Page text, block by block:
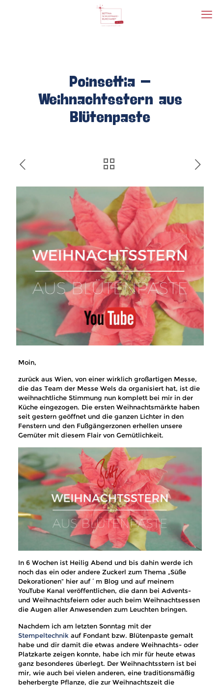
Poinsettia –
Weihnachtsstern aus
Blütenpaste
Moin,
zurück aus Wien, von einer wirklich großartigen Messe,
die das Team der Messe Wels da organisiert hat, ist die
weihnachtliche Stimmung nun komplett bei mir in der
Küche eingezogen. Die ersten Weihnachtsmärkte haben
seit gestern geöffnet und die ganzen Lichter in den
Fenstern und den Fußgängerzonen erhellen unsere
Gemüter mit diesem Flair von Gemütlichkeit.
In 6 Wochen ist Heilig Abend und bis dahin werde ich
noch das ein oder andere Zuckerl zum Thema „Süße
Dekorationen“ hier auf´m Blog und auf meinem
YouTube Kanal veröffentlichen, die dann bei Advents-
und Weihnachtsfeiern oder auch beim Weihnachtsessen
die Augen aller Anwesenden zum Leuchten bringen.
Nachdem ich am letzten Sonntag mit der
Stempeltechnik auf Fondant bzw. Blütenpaste gemalt
habe und dir damit die etwas andere Weihnachts- oder
Platzkarte zeigen konnte, habe ich mir für heute etwas
ganz besonderes überlegt. Der Weihnachtsstern ist bei
mir, wie auch bei vielen anderen, eine traditionsmäßig
beherbergte Pflanze, die zur Weihnachtszeit die